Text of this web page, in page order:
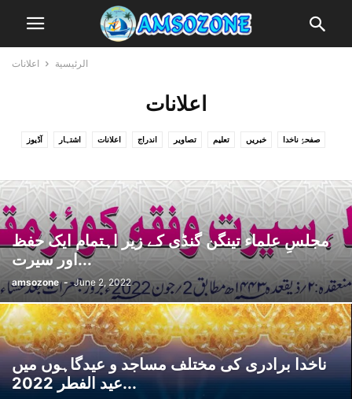
الرئيسية اعلانات
اعلانات
آڈیوز اشتہار اعلانات اندراج تصاویر تعلیم خبریں صفحۂِ ناخدا
مجلسِ علماء تینگن گنڈی کے زیر اہتمام ایک حفظ
اور سیرت...
amsozone - June 2, 2022
ناخدا برادری کی مختلف مساجد و عیدگاہوں میں
عید الفطر 2022...